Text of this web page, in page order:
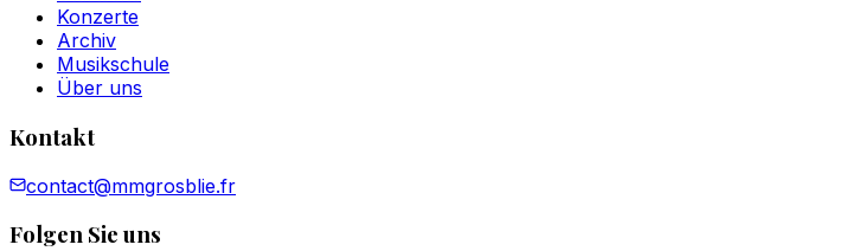
Konzerte
Archiv
Musikschule
Über uns
Kontakt
contact@mmgrosblie.fr
Folgen Sie uns